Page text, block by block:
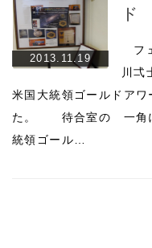
2013.11.19
ド
フ
川
米国大統領ゴールドア
た。 待合室の 一角
統領ゴール…